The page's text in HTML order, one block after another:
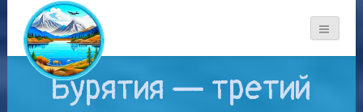
Бурятия — третий